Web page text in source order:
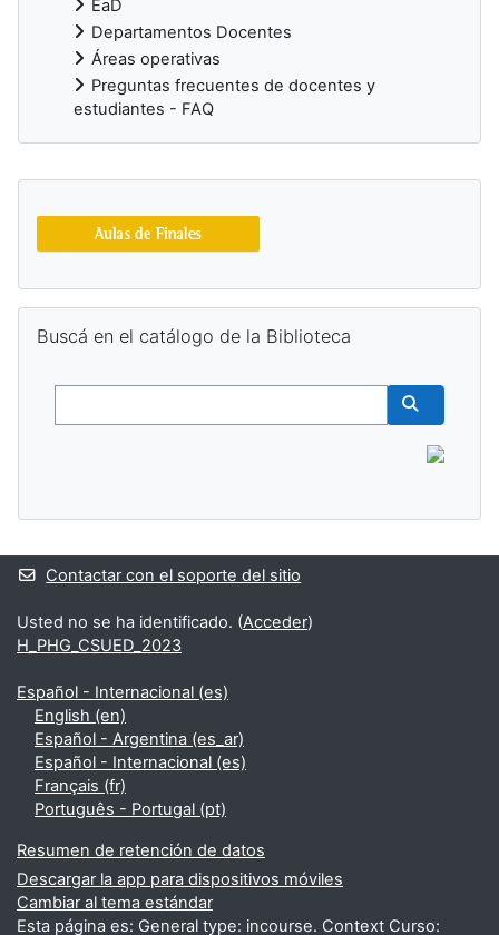
EaD
Departamentos Docentes
Áreas operativas
Preguntas frecuentes de docentes y
estudiantes - FAQ
Bloques suplementarios
Buscá en el catálogo de la Biblioteca
Buscar
Contactar con el soporte del sitio
Usted no se ha identificado. (Acceder)
H_PHG_CSUED_2023
Español - Internacional ‎(es)‎
English ‎(en)‎
Español - Argentina ‎(es_ar)‎
Español - Internacional ‎(es)‎
Français ‎(fr)‎
Português - Portugal ‎(pt)‎
Resumen de retención de datos
Descargar la app para dispositivos móviles
Cambiar al tema estándar
Esta página es: General type: incourse. Context Curso: